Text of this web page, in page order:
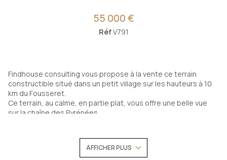
55 000 €
RéfV791
Findhouse consulting vous propose à la vente ce terrain
constructible situé dans un petit village sur les hauteurs à 10
km du Fousseret.
Ce terrain, au calme, en partie plat, vous offre une belle vue
sur la chaîne des Pyrénées.
Possibilité d'avoir un peu plus de terrain.
Assainissement autonome à prévoir.
AFFICHER PLUS